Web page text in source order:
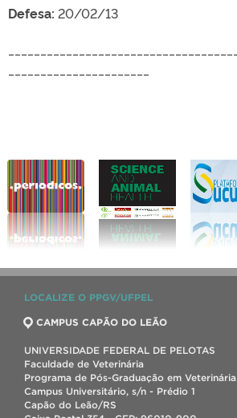
Defesa: 20/02/13
LOCALIZE O PPGV/UFPEL
CAMPUS CAPÃO DO LEÃO
UNIVERSIDADE FEDERAL DE PELOTAS
Faculdade de Veterinária
Programa de Pós-Graduação em Veterinária
Campus Universitário, s/n - Prédio 1
Capão do Leão/RS